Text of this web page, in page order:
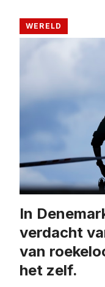
WERELD
In
verdacht
van
het zelf.